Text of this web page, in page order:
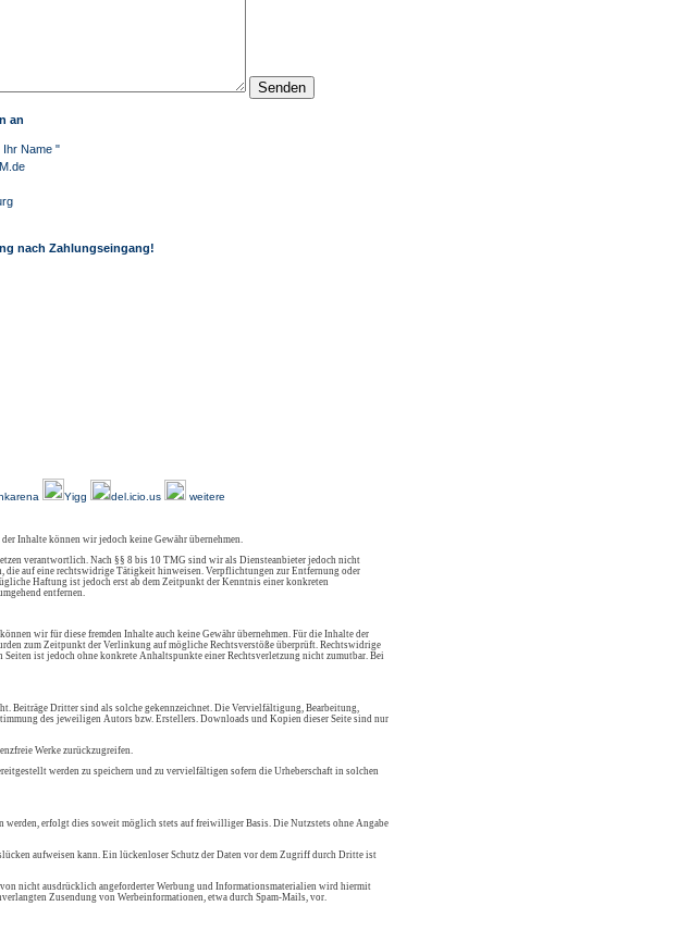
an
Ihr Name "
nach Zahlungseingang!
Yigg del.icio.us weitere
Inhalte können wir jedoch keine Gewähr übernehmen.
verantwortlich. Nach §§ 8 bis 10 TMG sind wir als Diensteanbieter jedoch nicht
die auf eine rechtswidrige Tätigkeit hinweisen. Verpflichtungen zur Entfernung oder
Haftung ist jedoch erst ab dem Zeitpunkt der Kenntnis einer konkreten
entfernen.
wir für diese fremden Inhalte auch keine Gewähr übernehmen. Für die Inhalte der
zum Zeitpunkt der Verlinkung auf mögliche Rechtsverstöße überprüft. Rechtswidrige
ist jedoch ohne konkrete Anhaltspunkte einer Rechtsverletzung nicht zumutbar. Bei
Beiträge Dritter sind als solche gekennzeichnet. Die Vervielfältigung, Bearbeitung,
des jeweiligen Autors bzw. Erstellers. Downloads und Kopien dieser Seite sind nur
Werke zurückzugreifen.
werden zu speichern und zu vervielfältigen sofern die Urheberschaft in solchen
werden, erfolgt dies soweit möglich stets auf freiwilliger Basis. Die Nutzstets ohne Angabe
aufweisen kann. Ein lückenloser Schutz der Daten vor dem Zugriff durch Dritte ist
nicht ausdrücklich angeforderter Werbung und Informationsmaterialien wird hiermit
Zusendung von Werbeinformationen, etwa durch Spam-Mails, vor.